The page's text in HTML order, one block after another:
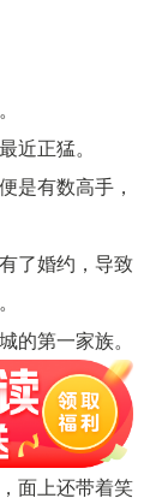
近正猛。
是有数高手，
了婚约，导致
的第一家族。
面上还带着笑